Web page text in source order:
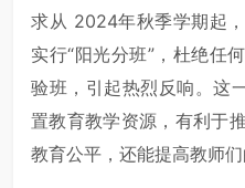
求从 2024年秋季学期起
实行“阳光分班”，杜绝任
验班，引起热烈反响。这
置教育教学资源，有利于
教育公平，还能提高教师们